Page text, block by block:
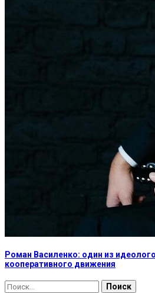
Роман Василенко: один из
кооперативного движения
Найти: